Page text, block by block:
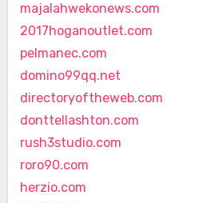
majalahwekonews.com
2017hoganoutlet.com
pelmanec.com
domino99qq.net
directoryoftheweb.com
donttellashton.com
rush3studio.com
roro90.com
herzio.com